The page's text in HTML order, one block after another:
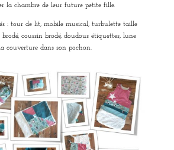
la chambre de leur future petite fille.
: tour de lit, mobile musical, turbulette taille
brodé, coussin brodé, doudous étiquettes, lune
couverture dans son pochon.